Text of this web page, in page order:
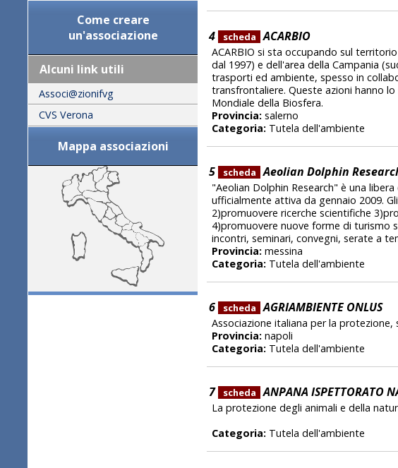
Come creare
un'associazione
Alcuni link utili
Associ@zionifvg
CVS Verona
Mappa associazioni
4 scheda ACARBIO
ACARBIO si sta occupando sul
dal 1997) e dell'area della Campania
trasporti ed ambiente, spesso in
transfrontaliere. Queste azioni hanno
Mondiale della Biosfera.
Provincia: salerno
Categoria: Tutela dell'ambiente
5 scheda Aeolian Dolphin
"Aeolian Dolphin Research" è una
ufficialmente attiva da gennaio 2009.
2)promuovere ricerche scientifiche
4)promuovere nuove forme di turismo
incontri, seminari, convegni, serate a
Provincia: messina
Categoria: Tutela dell'ambiente
6 scheda AGRIAMBIENTE ONLUS
Associazione italiana per la
Provincia: napoli
Categoria: Tutela dell'ambiente
7 scheda ANPANA ISPETTORATO
La protezione degli animali e della
Categoria: Tutela dell'ambiente